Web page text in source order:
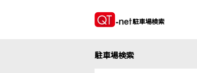
駐車場検索
駐車場検索